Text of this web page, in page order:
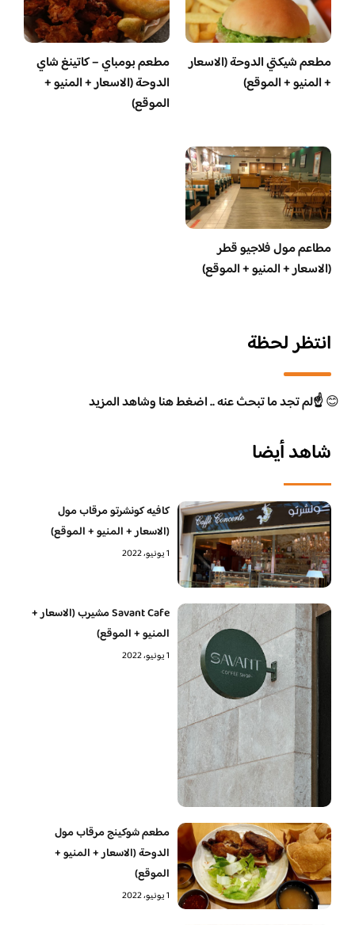
مطعم شيكتي الدوحة (الاسعار
+ المنيو + الموقع)
مطعم بومباي – كاتينغ شاي
الدوحة (الاسعار + المنيو +
الموقع)
مطاعم مول فلاجيو قطر
(الاسعار + المنيو + الموقع)
انتظر لحظة
😊☝️لم تجد ما تبحث عنه .. اضغط هنا وشاهد المزيد
شاهد أيضا
كافيه كونشرتو مرقاب مول
(الاسعار + المنيو + الموقع)
1 يونيو، 2022
Savant Cafe مشيرب (الاسعار +
المنيو + الموقع)
1 يونيو، 2022
مطعم شوكينج مرقاب مول
الدوحة (الاسعار + المنيو +
الموقع)
1 يونيو، 2022